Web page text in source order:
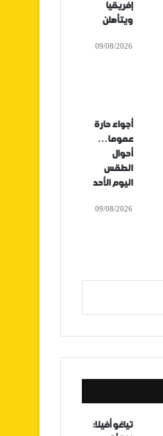
إفريقيا
ويتأهلن
09/08/2026
أجواء حارة
عموما…
أحوال
الطقس
اليوم الأحد
09/08/2026
تياغو أفيلا: